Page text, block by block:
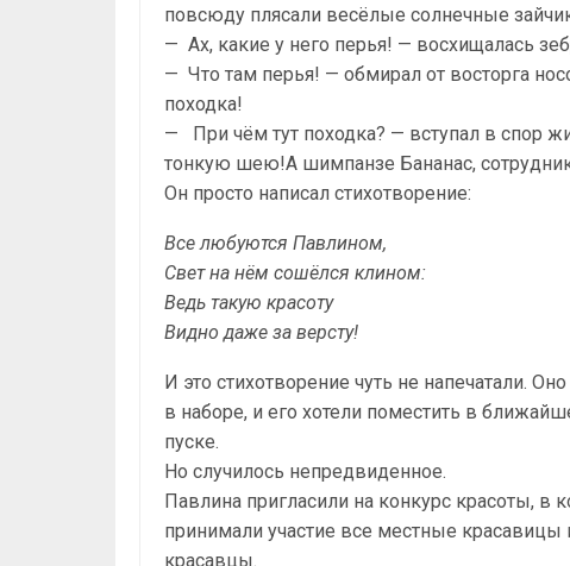
повсюду пля­сали весёлые солнечные
— Ах, какие у него перья! — восхищалась
— Что там перья! — обмирал от восторга
походка!
— При чём тут походка? — вступал в спор
тонкую шею!А шимпанзе Бананас,
Он просто написал стихо­творение:
Все любуются Павлином,
Свет на нём сошёлся клином:
Ведь такую красоту
Видно даже за версту!
И это стихотворение чуть не напечатали.
в наборе, и его хотели поместить в
пуске.
Но случилось непредвиденное.
Павлина пригласили на конкурс красоты, в
принимали участие все местные красавицы
красавцы.